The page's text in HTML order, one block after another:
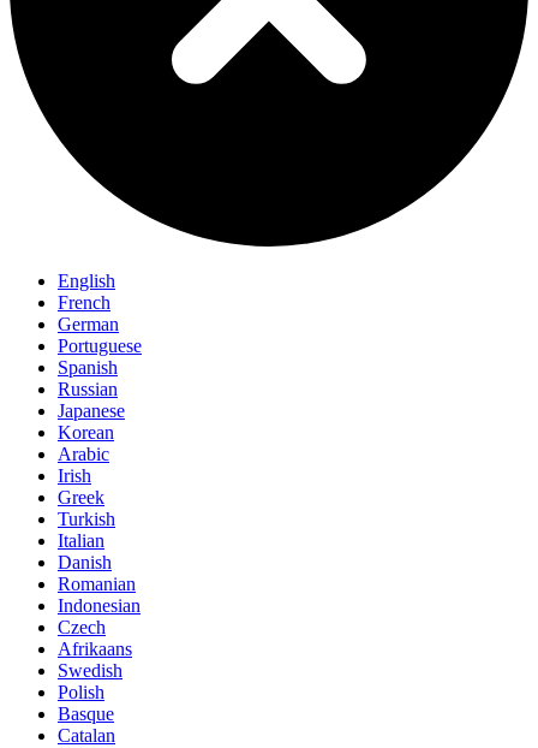
English
French
German
Portuguese
Spanish
Russian
Japanese
Korean
Arabic
Irish
Greek
Turkish
Italian
Danish
Romanian
Indonesian
Czech
Afrikaans
Swedish
Polish
Basque
Catalan